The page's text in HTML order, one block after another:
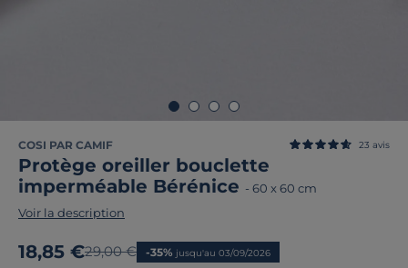
COSI PAR CAMIF
Protège oreiller bouclette
imperméable Bérénice - 60 x 60 cm
23 avis
Voir la description
Nouveau prix
18,85 €Ancien prix
29,00 € -35% jusqu'au 03/09/2026